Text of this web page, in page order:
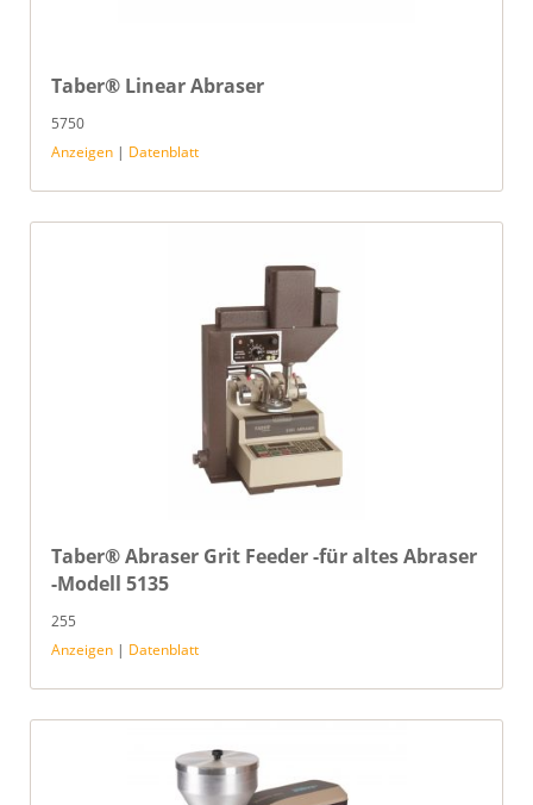
Taber® Linear Abraser
5750
Anzeigen | Datenblatt
Taber® Abraser Grit Feeder -für altes Abraser
-Modell 5135
255
Anzeigen | Datenblatt